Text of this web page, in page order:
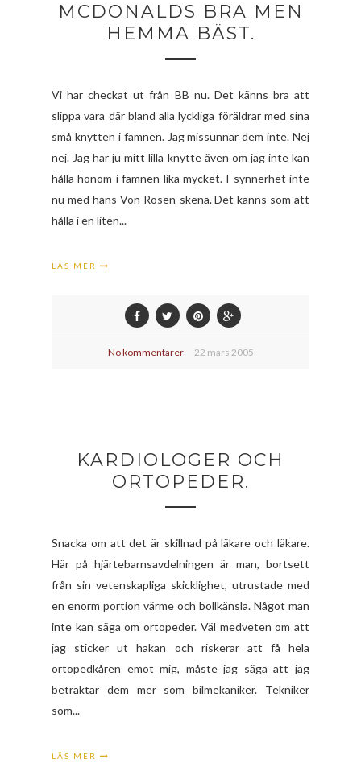
MCDONALDS BRA MEN
HEMMA BÄST.
Vi har checkat ut från BB nu. Det känns bra att
slippa vara där bland alla lyckliga föräldrar med sina
små knytten i famnen. Jag missunnar dem inte. Nej
nej. Jag har ju mitt lilla knytte även om jag inte kan
hålla honom i famnen lika mycket. I synnerhet inte
nu med hans Von Rosen-skena. Det känns som att
hålla i en liten...
LÄS MER
No kommentarer 22 mars 2005
KARDIOLOGER OCH
ORTOPEDER.
Snacka om att det är skillnad på läkare och läkare.
Här på hjärtebarnsavdelningen är man, bortsett
från sin vetenskapliga skicklighet, utrustade med
en enorm portion värme och bollkänsla. Något man
inte kan säga om ortopeder. Väl medveten om att
jag sticker ut hakan och riskerar att få hela
ortopedkåren emot mig, måste jag säga att jag
betraktar dem mer som bilmekaniker. Tekniker
som...
LÄS MER